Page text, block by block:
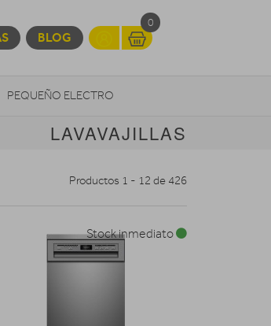
BLOG
0
PEQUEÑO ELECTRO
LAVAVAJILLAS
Productos 1 - 12 de 426
Stock inmediato